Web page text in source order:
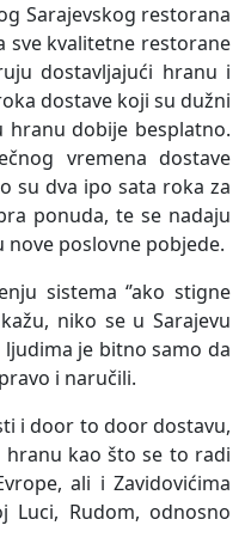
Sarajevskog restorana
sve kvalitetne restorane
dostavljajući hranu i
dostave koji su dužni
hranu dobije besplatno.
vremena dostave
su dva ipo sata roka za
ponuda, te se nadaju
nove poslovne pobjede.
sistema ‘’ako stigne
niko se u Sarajevu
je bitno samo da
i naručili.
i door to door dostavu,
kao što se to radi
ali i Zavidovićima
Luci, Rudom, odnosno